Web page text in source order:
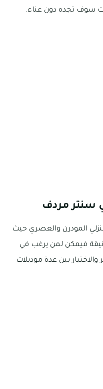
سوف تجده دون عناء.
سنتر مردف
المودرن والعصري حيث
فيمكن لمن يرغب في
بين عدة موديلات